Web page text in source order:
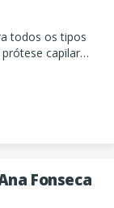
todos os tipos
,mega
Fonseca